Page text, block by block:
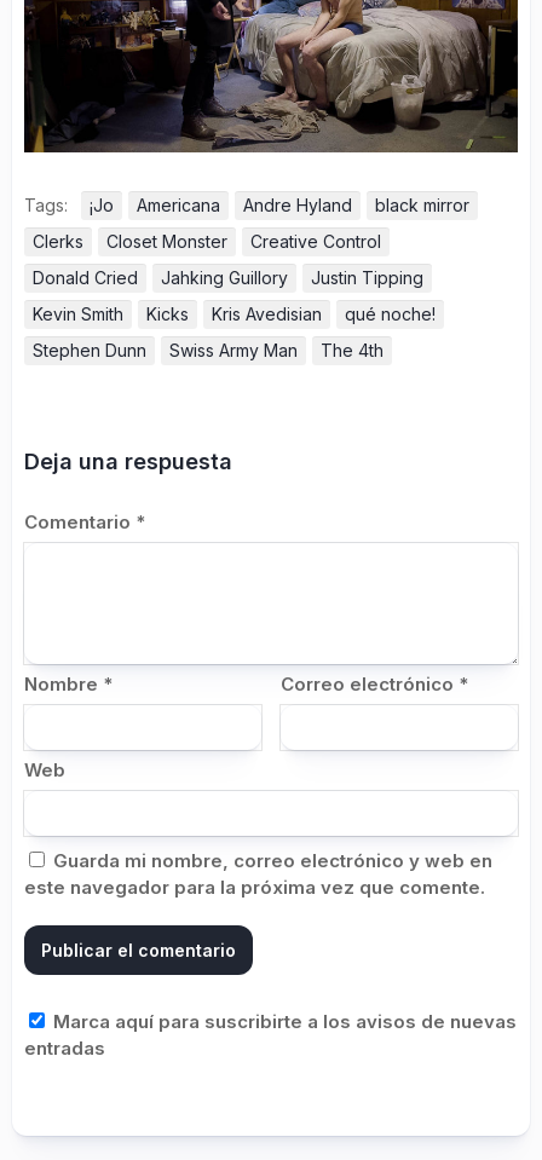
Tags: ¡Jo Americana Andre Hyland
black mirror
Clerks
Closet Monster
Creative Control
Donald Cried
Jahking Guillory
Justin Tipping
Kevin Smith
Kicks Kris Avedisian
qué noche!
Stephen Dunn
Swiss Army Man The 4th
Deja una respuesta
Comentario *
Nombre * Correo electrónico *
Web
Guarda mi nombre, correo electrónico y web en
este navegador para la próxima vez que comente.
Marca aquí para suscribirte a los avisos de nuevas
entradas